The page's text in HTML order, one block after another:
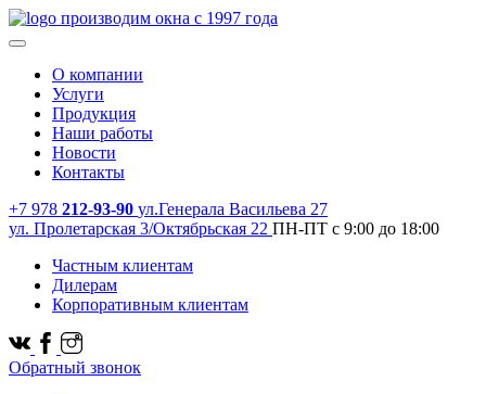
производим окна с 1997 года
О компании
Услуги
Продукция
Наши работы
Новости
Контакты
+7 978 212-93-90 ул.Генерала Васильева 27
ул. Пролетарская 3/Октябрьская 22 ПН-ПТ с 9:00 до 18:00
Частным клиентам
Дилерам
Корпоративным клиентам
Обратный звонок